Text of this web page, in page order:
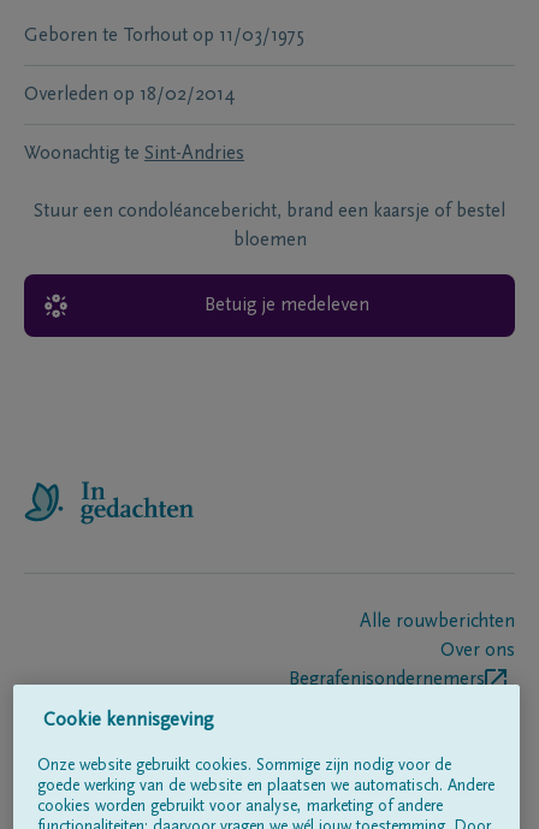
Geboren te Torhout op 11/03/1975
Overleden op 18/02/2014
Woonachtig te Sint-Andries
Stuur een condoléancebericht, brand een kaarsje of bestel
bloemen
Betuig je medeleven
Alle rouwberichten
Over ons
Begrafenisondernemers
Volg ons op
Cookie kennisgeving
Onze website gebruikt cookies. Sommige zijn nodig voor de
goede werking van de website en plaatsen we automatisch. Andere
cookies worden gebruikt voor analyse, marketing of andere